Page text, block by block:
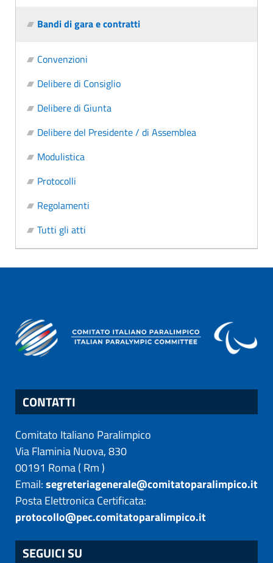
Bandi di gara e contratti
Convenzioni
Delibere di Consiglio
Delibere di Giunta
Delibere del Presidente / di Assemblea
Modulistica
Protocolli
Regolamenti
Tutti gli atti
CONTATTI
Comitato Italiano Paralimpico
Via Flaminia Nuova, 830
00191 Roma( Rm)
Email:segreteriagenerale@comitatoparalimpico.it
Posta Elettronica Certificata:
protocollo@pec.comitatoparalimpico.it
SEGUICI SU